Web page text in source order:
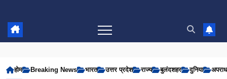
होम Breaking News भारत उत्तर प्रदेश राज्य बुलंदशहर दुनिया अपराध